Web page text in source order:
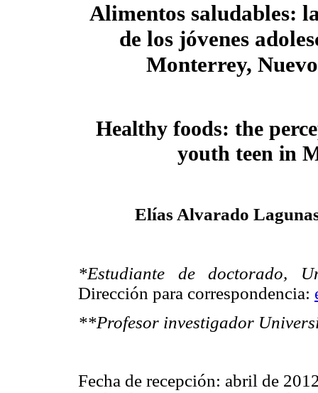
Alimentos saludables:
de los jóvenes
Monterrey,
Healthy foods: the
youth teen in
Elías Alvarado
*Estudiante de doctorado,
Dirección para correspondencia:
**Profesor investigador
Fecha de recepción: abril de